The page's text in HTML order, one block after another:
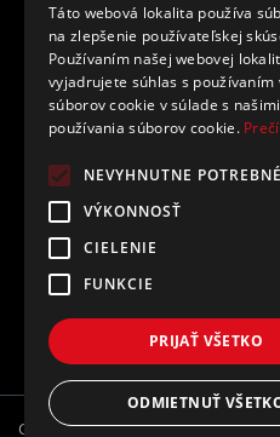
Odber noviniek
Zaregistrujte sa do nášho odberu
novinkách a propagačných akciách.
Prečítal(a) som si a súhlasím s
Copyright © 2024-26, carbon-
Táto webová lokalita používa
na zlepšenie používateľskej
Používaním našej webovej
vyjadrujete súhlas s používaním
súborov cookie v súlade s
používania súborov cookie.
NEVYHNUTNE POTREBNÉ
VÝKONNOSŤ
CIELENIE
FUNKCIE
PRIJAŤ VŠETKO
ODMIETNUŤ